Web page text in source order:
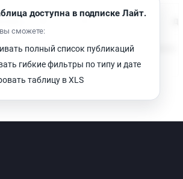
Время чтения
публикаций. Попробуйте изменить фильтр.
доступна в подписке Лайт.
сможете:
полный список публикаций
гибкие фильтры по типу и дате
таблицу в XLS